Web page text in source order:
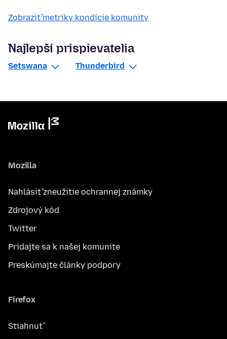
Zobraziť metriky kondície komunity
Najlepší prispievatelia
Setswana Thunderbird
Mozilla
Nahlásiť zneužitie ochrannej známky
Zdrojový kód
Twitter
Pridajte sa k našej komunite
Preskúmajte články podpory
Firefox
Stiahnuť